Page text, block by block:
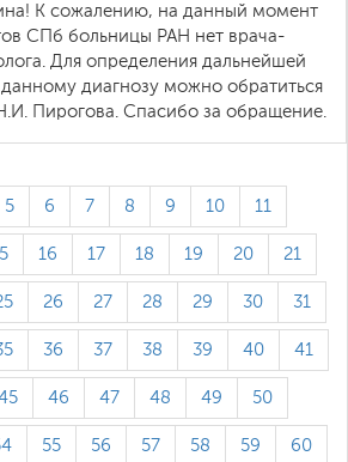
К сожалению, на данный момент
СПб больницы РАН нет врача-
Для определения дальнейшей
данному диагнозу можно обратиться
Пирогова. Спасибо за обращение.
5 6 7 8 9 10 11
16 17 18 19 20 21
26 27 28 29 30 31
36 37 38 39 40 41
46 47 48 49 50
55 56 57 58 59 60